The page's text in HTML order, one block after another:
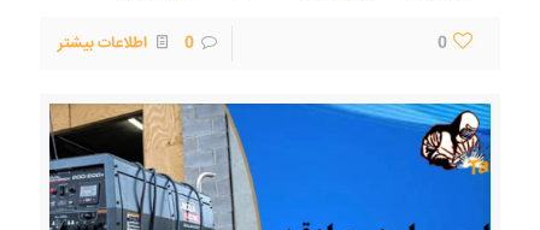
0
0 اطلاعات بیشتر